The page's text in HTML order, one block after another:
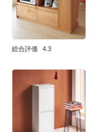
総合評価 4.3